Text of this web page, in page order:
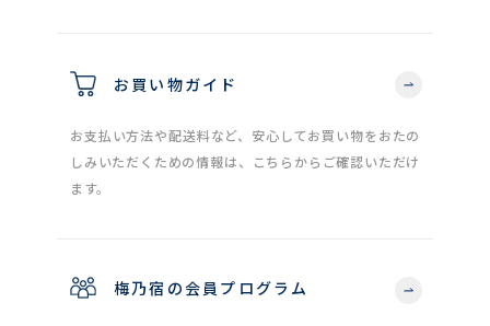
お買い物ガイド
お支払い方法や配送料など、安心してお買い物をおたの
しみいただくための情報は、こちらからご確認いただけ
ます。
梅乃宿の会員プログラム